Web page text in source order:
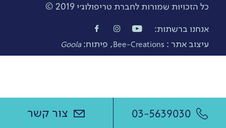
כל הזכויות שמורות לחברת טריפולוג׳י 2019 ©
עיצוב אתר : Bee-Creations, פיתוח:Goola
אנחנו ברשתות:
03-5639030 צור קשר